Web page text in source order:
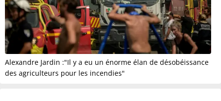
Alexandre Jardin :"Il y a eu un énorme élan de désobéissance
des agriculteurs pour les incendies"